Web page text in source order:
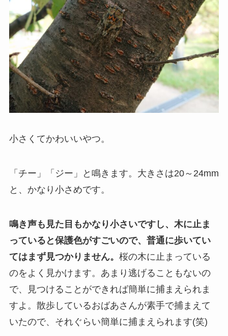
小さくてかわいいやつ。
「チー」「ジー」と鳴きます。大きさは20～24mm
と、かなり小さめです。
鳴き声も見た目もかなり小さいですし、木に止ま
っていると保護色がすごいので、普通に歩いてい
てはまず見つかりません。 桜の木に止まっている
のをよく見かけます。あまり逃げることもないの
で、見つけることができれば簡単に捕まえられま
すよ。散歩しているおばあさんが素手で捕まえて
いたので、それぐらい簡単に捕まえられます(笑)